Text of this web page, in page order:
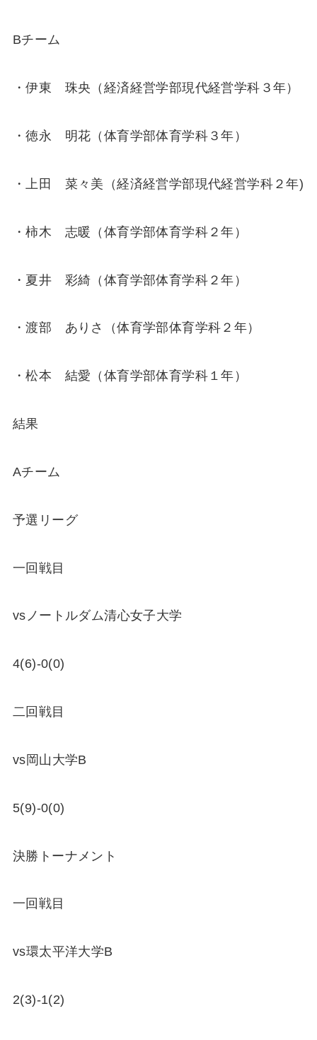
Bチーム
・伊東 珠央（経済経営学部現代経営学科３年）
・徳永 明花（体育学部体育学科３年）
・上田 菜々美（経済経営学部現代経営学科２年)
・柿木 志暖（体育学部体育学科２年）
・夏井 彩綺（体育学部体育学科２年）
・渡部 ありさ（体育学部体育学科２年）
・松本 結愛（体育学部体育学科１年）
結果
Aチーム
予選リーグ
一回戦目
vsノートルダム清心女子大学
4(6)-0(0)
二回戦目
vs岡山大学B
5(9)-0(0)
決勝トーナメント
一回戦目
vs環太平洋大学B
2(3)-1(2)